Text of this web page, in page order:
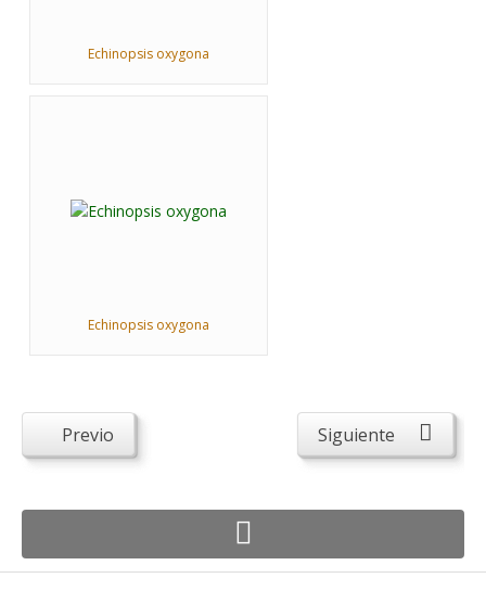
Echinopsis oxygona
Echinopsis oxygona
Previo Siguiente